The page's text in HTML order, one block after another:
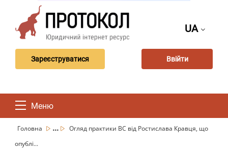
UA
Зареєструватися Ввійти
Меню
Головна ...
Огляд практики ВС від Ростислава Кравця, що
опублі...